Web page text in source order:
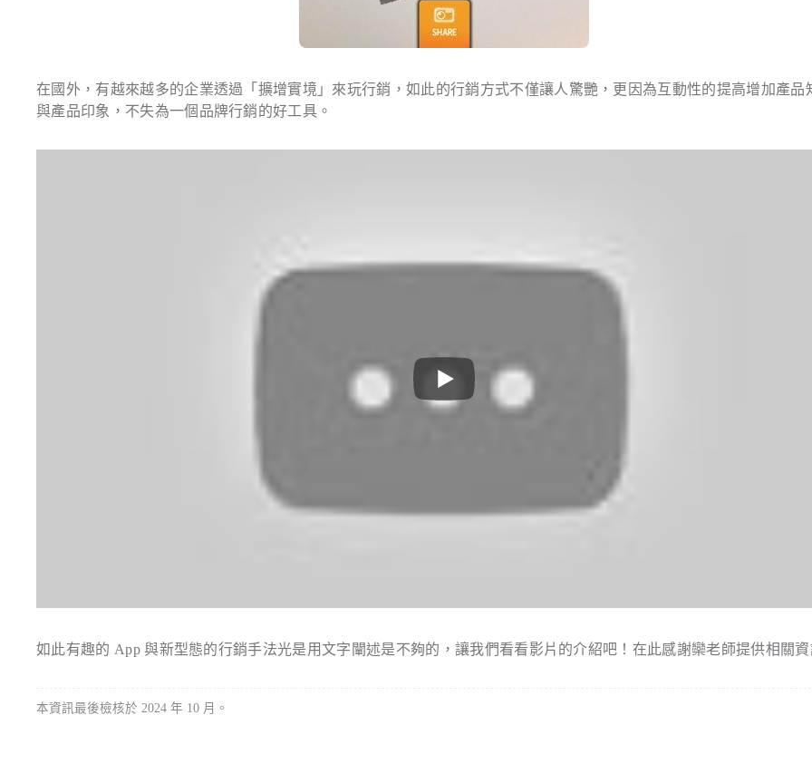
在國外，有越來越多的企業透過「擴增實境」來玩行銷，如此的行銷方式不僅讓人驚艷，更因為互動性的提高增加產品
與產品印象，不失為一個品牌行銷的好工具。
如此有趣的 App 與新型態的行銷手法光是用文字闡述是不夠的，讓我們看看影片的介紹吧！在此感謝欒老師提供相關
本資訊最後檢核於 2024 年 10 月。